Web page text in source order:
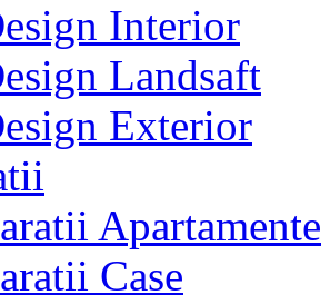
Interior
Landsaft
Exterior
Apartamente
Case